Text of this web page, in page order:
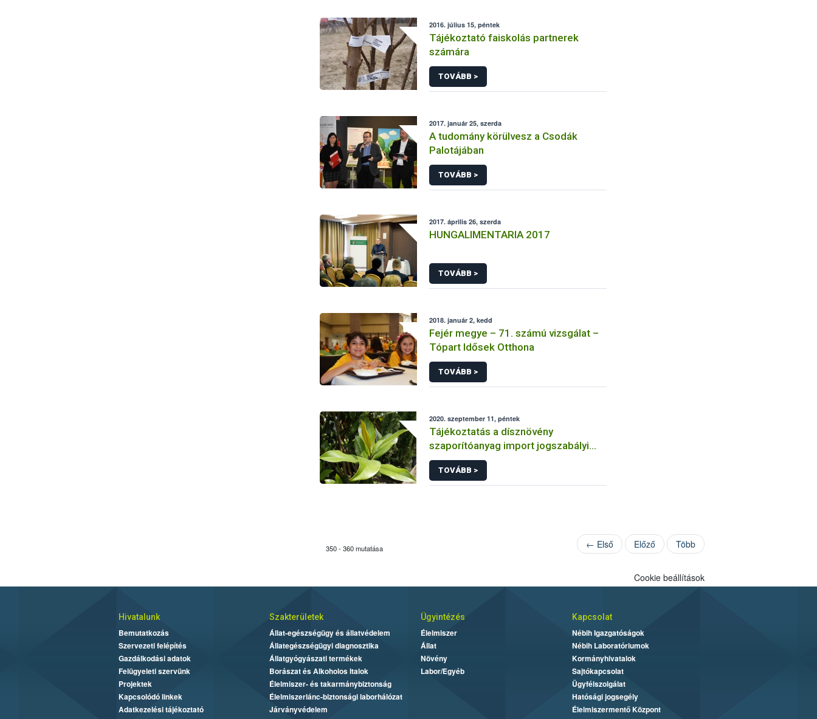
2016. július 15, péntek
Tájékoztató faiskolás partnerek
számára
TOVÁBB >
2017. január 25, szerda
A tudomány körülvesz a Csodák
Palotájában
TOVÁBB >
2017. április 26, szerda
HUNGALIMENTARIA 2017
TOVÁBB >
2018. január 2, kedd
Fejér megye – 71. számú vizsgálat –
Tópart Idősek Otthona
TOVÁBB >
2020. szeptember 11, péntek
Tájékoztatás a dísznövény
szaporítóanyag import jogszabályi
előírásairól
TOVÁBB >
350 - 360 mutatása ← Első Előző Több
Cookie beállítások
Hivatalunk
Bemutatkozás
Szervezeti felépítés
Gazdálkodási adatok
Felügyeleti szervünk
Projektek
Kapcsolódó linkek
Adatkezelési tájékoztató
Szakterületek
Állat-egészségügy és állatvédelem
Állategészségügyi diagnosztika
Állatgyógyászati termékek
Borászat és Alkoholos Italok
Élelmiszer- és takarmánybiztonság
Élelmiszerlánc-biztonsági laborhálózat
Járványvédelem
Ügyintézés
Élelmiszer
Állat
Növény
Labor/Egyéb
Kapcsolat
Nébih Igazgatóságok
Nébih Laboratóriumok
Kormányhivatalok
Sajtókapcsolat
Ügyfélszolgálat
Hatósági jogsegély
Élelmiszermentő Központ